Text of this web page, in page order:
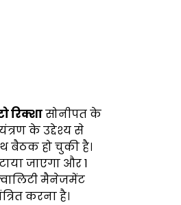
रिक्शासोनीपत के
के उद्देश्य से
बैठक हो चुकी है।
जाएगा और 1
मैनेजमेंट
करना है।